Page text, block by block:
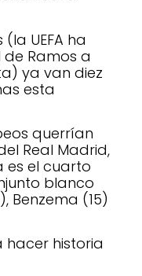
UEFA ha
Ramos a
ya van diez
esta
querrían
Real Madrid,
es el cuarto
blanco
Benzema (15)
hacer historia